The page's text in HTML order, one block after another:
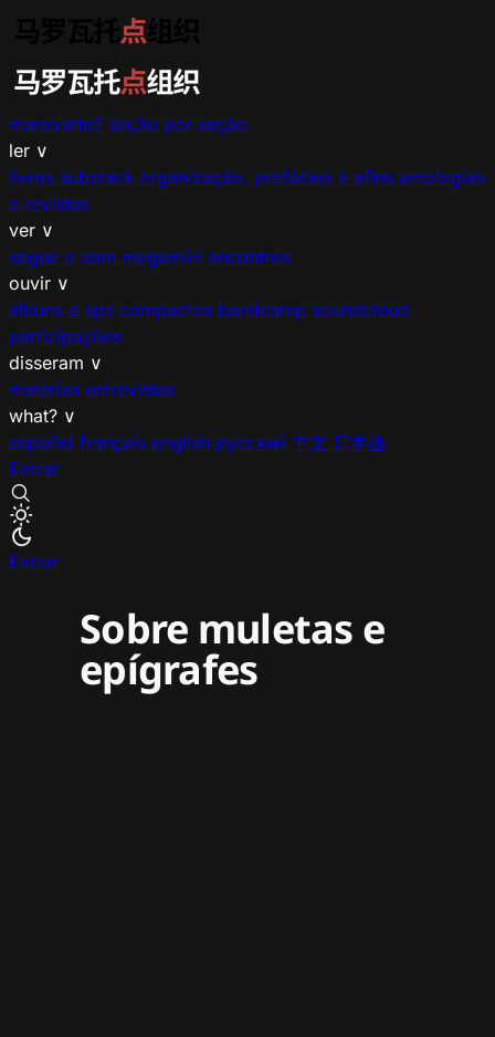
marovatto? seção por seção
ler ∨
livros substack organização, prefácios e afins antologias
e revistas
ver ∨
segue o som megamíni encontros
ouvir ∨
álbuns e eps compactos bandcamp soundcloud
participações
disseram ∨
matérias entrevistas
what? ∨
español français english русский 中文 日本語
Entrar
Entrar
Sobre muletas e
epígrafes